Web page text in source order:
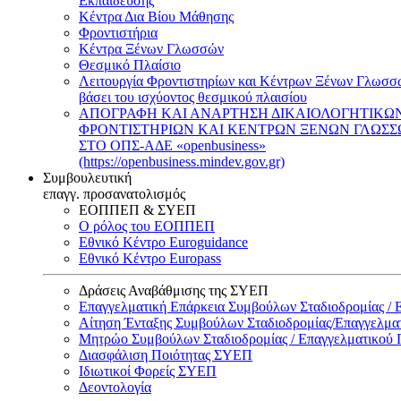
Κέντρα Δια Βίου Μάθησης
Φροντιστήρια
Κέντρα Ξένων Γλωσσών
Θεσμικό Πλαίσιο
Λειτουργία Φροντιστηρίων και Κέντρων Ξένων
βάσει του ισχύοντος θεσμικού πλαισίου
ΑΠΟΓΡΑΦΗ ΚΑΙ ΑΝΑΡΤΗΣΗ
ΦΡΟΝΤΙΣΤΗΡΙΩΝ ΚΑΙ ΚΕΝΤΡΩΝ ΞΕΝΩΝ
ΣΤΟ ΟΠΣ-ΑΔΕ «openbusiness»
(https://openbusiness.mindev.gov.gr)
Συμβουλευτική
επαγγ. προσανατολισμός
ΕΟΠΠΕΠ & ΣΥΕΠ
Ο ρόλος του ΕΟΠΠΕΠ
Εθνικό Κέντρο Euroguidance
Εθνικό Κέντρο Europass
Δράσεις Αναβάθμισης της ΣΥΕΠ
Επαγγελματική Επάρκεια Συμβούλων Σταδιοδρομίας /
Αίτηση Ένταξης Συμβούλων Σταδιοδρομίας/
Μητρώο Συμβούλων Σταδιοδρομίας / Επαγγελματικού
Διασφάλιση Ποιότητας ΣΥΕΠ
Ιδιωτικοί Φορείς ΣΥΕΠ
Δεοντολογία